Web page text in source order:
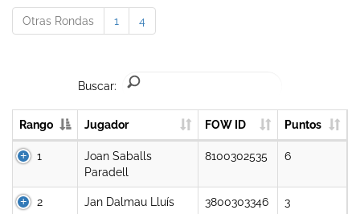
Otras Rondas 1 4
Buscar:
Rango Jugador FOW ID Puntos
1
Joan Saballs
Paradell
8100302535 6
2 Jan Dalmau Lluís 3800303346 3